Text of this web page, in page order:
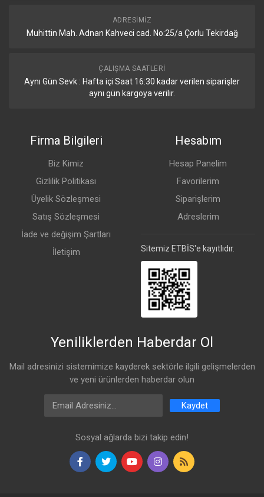
ADRESIMIZ
Muhittin Mah. Adnan Kahveci cad. No:25/a Çorlu Tekirdağ
ÇALIŞMA SAATLERI
Aynı Gün Sevk : Hafta içi Saat 16:30 kadar verilen siparişler
aynı gün kargoya verilir.
Firma Bilgileri
Biz Kimiz
Gizlilik Politikası
Üyelik Sözleşmesi
Satış Sözleşmesi
İade ve değişim Şartları
İletişim
Hesabım
Hesap Panelim
Favorilerim
Siparişlerim
Adreslerim
Sitemiz ETBİS'e kayıtlıdır.
Yeniliklerden Haberdar Ol
Mail adresinizi sistemimize kayderek sektörle ilgili gelişmelerden
ve yeni ürünlerden haberdar olun
Email Address
Kaydet
Sosyal ağlarda bizi takip edin!